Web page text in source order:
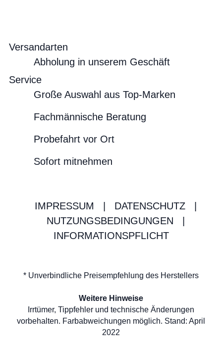
Versandarten
Abholung in unserem Geschäft
Service
Große Auswahl aus Top-Marken
Fachmännische Beratung
Probefahrt vor Ort
Sofort mitnehmen
IMPRESSUM DATENSCHUTZ
NUTZUNGSBEDINGUNGEN
INFORMATIONSPFLICHT
* Unverbindliche Preisempfehlung des Herstellers
Weitere Hinweise
Irrtümer, Tippfehler und technische Änderungen
vorbehalten. Farbabweichungen möglich. Stand: April
2022